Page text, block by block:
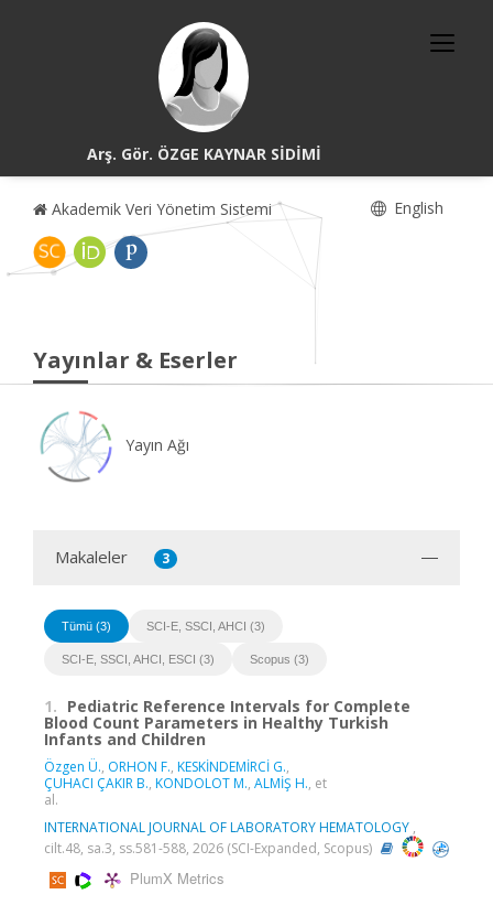
Arş. Gör. ÖZGE KAYNAR SİDİMİ
Akademik Veri Yönetim Sistemi English
Yayınlar & Eserler
Yayın Ağı
Makaleler 3
Tümü (3) SCI-E, SSCI, AHCI (3)
SCI-E, SSCI, AHCI, ESCI (3) Scopus (3)
1. Pediatric Reference Intervals for Complete
Blood Count Parameters in Healthy Turkish
Infants and Children
Özgen Ü., ORHON F., KESKİNDEMİRCİ G.,
ÇUHACI ÇAKIR B., KONDOLOT M., ALMİŞ H., et
al.
INTERNATIONAL JOURNAL OF LABORATORY HEMATOLOGY ,
cilt.48, sa.3, ss.581-588, 2026 (SCI-Expanded, Scopus)
PlumX Metrics